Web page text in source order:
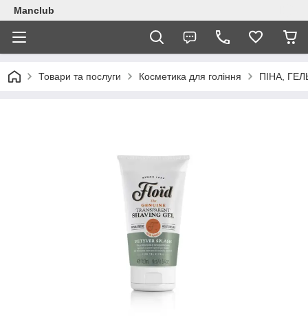
Manclub
Товари та послуги Косметика для гоління ПІНА,